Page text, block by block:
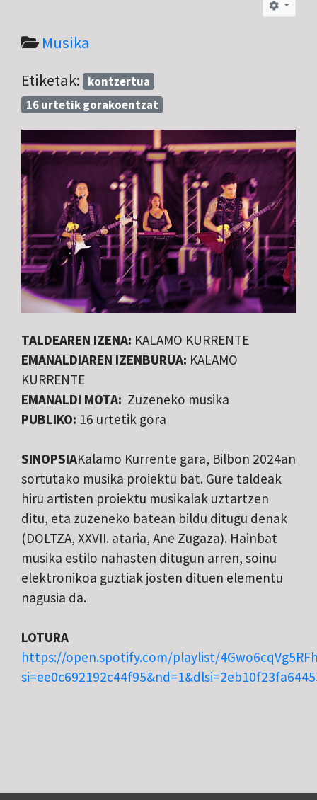
Musika
Etiketak: kontzertua
16 urtetik gorakoentzat
TALDEAREN IZENA: KALAMO KURRENTE
EMANALDIAREN IZENBURUA: KALAMO
KURRENTE
EMANALDI MOTA: Zuzeneko musika
PUBLIKO: 16 urtetik gora
SINOPSIAKalamo Kurrente gara, Bilbon 2024an
sortutako musika proiektu bat. Gure taldeak
hiru artisten proiektu musikalak uztartzen
ditu, eta zuzeneko batean bildu ditugu denak
(DOLTZA, XXVII. ataria, Ane Zugaza). Hainbat
musika estilo nahasten ditugun arren, soinu
elektronikoa guztiak josten dituen elementu
nagusia da.
LOTURA
https://open.spotify.com/playlist/